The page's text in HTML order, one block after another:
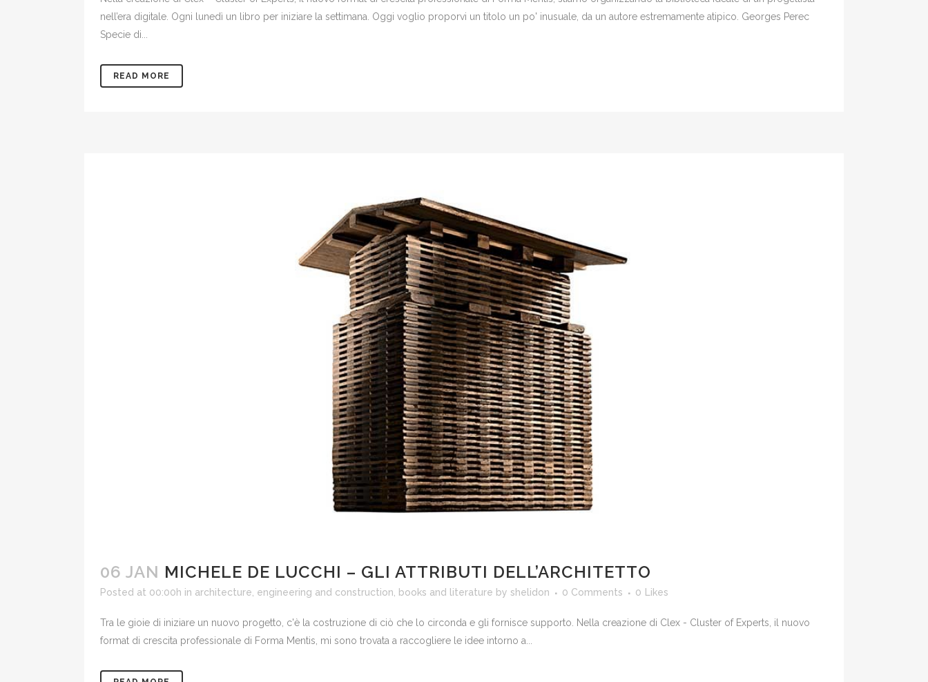
nell’era digitale. Ogni lunedì un libro per iniziare la settimana. Oggi voglio proporvi un titolo un po' inusuale, da un autore estremamente atipico. Georges Perec
Specie di...
READ MORE
06 JAN MICHELE DE LUCCHI – GLI ATTRIBUTI DELL’ARCHITETTO
Posted at 00:00h in architecture, engineering and construction books and literature by shelidon 0 Comments 0 Likes
Tra le gioie di iniziare un nuovo progetto, c'è la costruzione di ciò che lo circonda e gli fornisce supporto. Nella creazione di Clex - Cluster of Experts, il nuovo
format di crescita professionale di Forma Mentis, mi sono trovata a raccogliere le idee intorno a...